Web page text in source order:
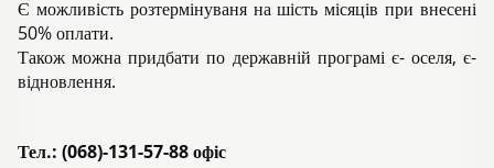
Є можливість розтермінуваня на шість місяців при внесені
50% оплати.
Також можна придбати по державній програмі є- оселя, є-
відновлення.
Тел.: (068)-131-57-88 офіс